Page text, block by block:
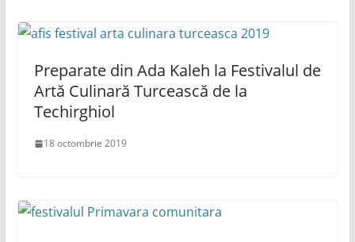
Preparate din Ada Kaleh la Festivalul de
Artă Culinară Turcească de la
Techirghiol
18 octombrie 2019